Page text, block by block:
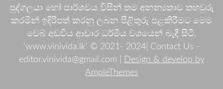
පුද්ගලයා හෝ පාර්ශවය විසින් තම අනන්‍යතාව තහවුරු
කරමින් ඉදිරිපත් කරනු ලබන පිළිතුරු පළකිරීමට මෙම
වෙබ් අඩවිය ආචාර ධර්මීය වශයෙන් බැඳී සිටී.
'www.vinivida.lk' © 2021- 2024| Contact Us -
editor.vinivida@gmail.com |
Design & develop by
AmpleThemes